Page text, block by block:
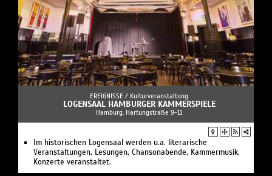
EREIGNISSE / Kulturveranstaltung
LOGENSAAL HAMBURGER KAMMERSPIELE
Hamburg, Hartungstraße 9-11
Im historischen Logensaal werden u.a. literarische
Veranstaltungen, Lesungen, Chansonabende, Kammermusik,
Konzerte veranstaltet.